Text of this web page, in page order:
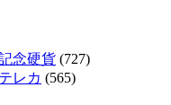
念硬貨 (727)
レカ (565)